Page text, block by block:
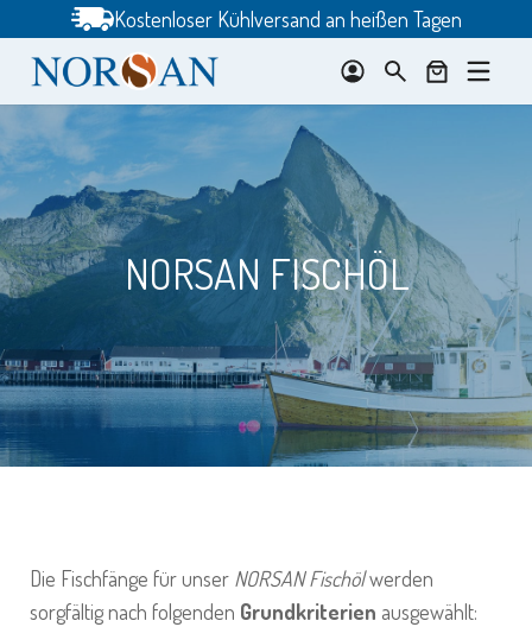
springen
Kostenloser Kühlversand an heißen Tagen
NORSAN FISCHÖL
Die Fischfänge für unser NORSAN Fischölwerden
sorgfältig nach folgenden Grundkriterien ausgewählt: